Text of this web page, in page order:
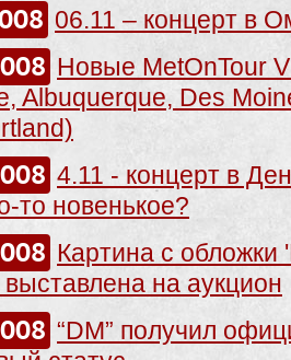
06.11 – концерт в
Новые MetOnTour
Albuquerque, Des
4.11 - концерт в
то новенькое?
Картина с обложки
на аукцион
“DM” получил